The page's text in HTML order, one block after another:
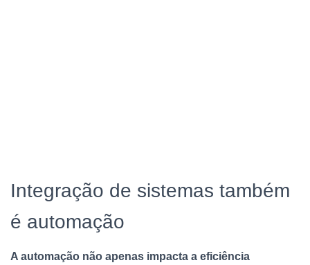
Integração de sistemas também
é automação
A automação não apenas impacta a eficiência